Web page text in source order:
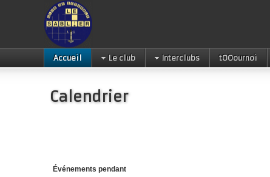
Accueil Le club Interclubs tOOournoi
Calendrier
Événements pendant